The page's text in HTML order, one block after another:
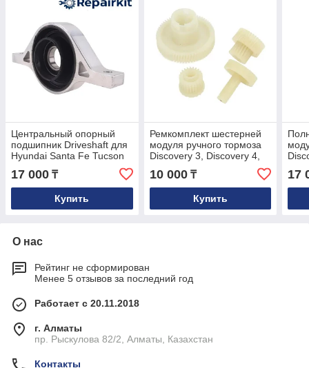
Центральный опорный
подшипник Driveshaft для
Hyundai Santa Fe Tucson
KIA Sorento Sportage 2009
2010 2011 2012 2013 2014
2015 49575
17 000 ₸
Купить
Ремкомплект шестерней
модуля ручного тормоза
Discovery 3, Discovery 4,
Range Rover Sport
10 000₸
Купить
17
О нас
Рейтинг не сформирован
Менее 5 отзывов за последний год
Работает с 20.11.2018
г. Алматы
пр. Рыскулова 82/2, Алматы, Казахстан
Контакты